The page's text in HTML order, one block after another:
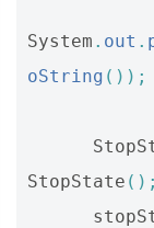
System . out .
oString ());
StopState ();